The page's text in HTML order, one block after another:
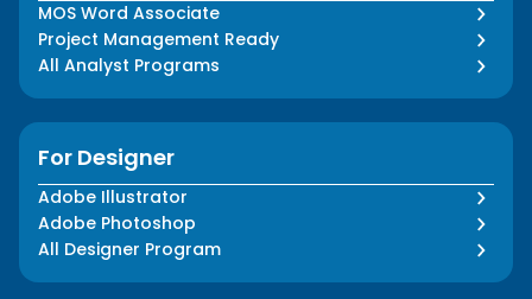
MOS Word Associate
Project Management Ready
All Analyst Programs
For Designer
Adobe Illustrator
Adobe Photoshop
All Designer Program